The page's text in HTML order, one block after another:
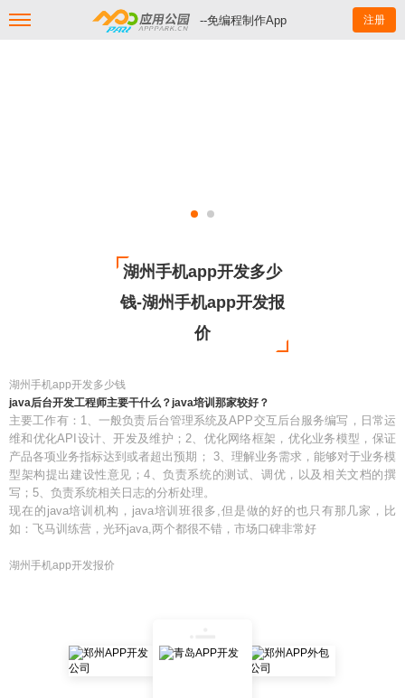
--免编程制作App 注册
湖州手机app开发多少
钱-湖州手机app开发报
价
湖州手机app开发多少钱
java后台开发工程师主要干什么？java培训那家较好？
主要工作有：1、一般负责后台管理系统及APP交互后台服务编写，日常运
维和优化API设计、开发及维护；2、优化网络框架，优化业务模型，保证
产品各项业务指标达到或者超出预期； 3、理解业务需求，能够对于业务模
型架构提出建设性意见；4、负责系统的测试、调优，以及相关文档的撰
写；5、负责系统相关日志的分析处理。
现在的java培训机构，java培训班很多,但是做的好的也只有那几家，比
如：飞马训练营，光环java,两个都很不错，市场口碑非常好
湖州手机app开发报价